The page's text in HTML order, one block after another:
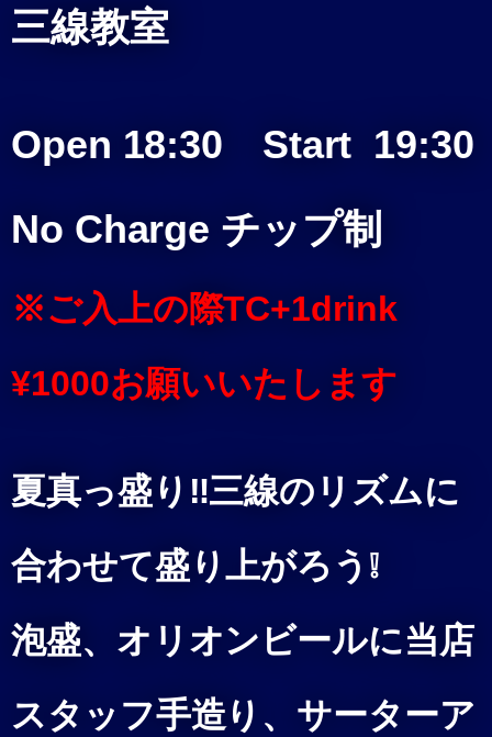
三線教室
Open 18:30 Start 19:30
No Charge チップ制
※ご入上の際TC+1drink
¥1000お願いいたします
夏真っ盛り‼三線のリズムに
合わせて盛り上がろう❕
泡盛、オリオンビールに当店
スタッフ手造り、サーターア